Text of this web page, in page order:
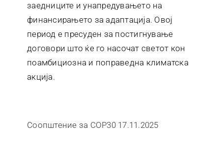
заедниците и унапредувањето на
финансирањето за адаптација. Овој
период е пресуден за постигнување
договори што ќе го насочат светот кон
поамбициозна и поправедна климатска
акција.
Соопштение за COP30 17.11.2025